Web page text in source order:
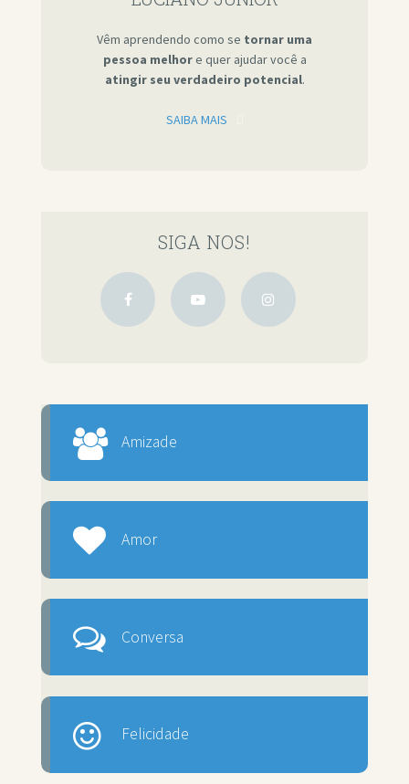
Vêm aprendendo como se tornar uma
pessoa melhore quer ajudar você a
atingir seu verdadeiro potencial.
SAIBA MAIS
SIGA NOS!
Amizade
Amor
Conversa
Felicidade